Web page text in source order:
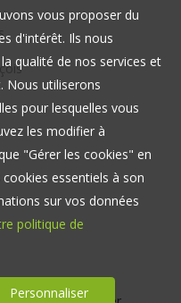
vous proposer du
d'intérêt. Ils nous
qualité de nos services et
Nous utiliserons
pour lesquelles vous
les modifier à
"Gérer les cookies" en
essentiels à son
sur vos données
politique de
Personnaliser